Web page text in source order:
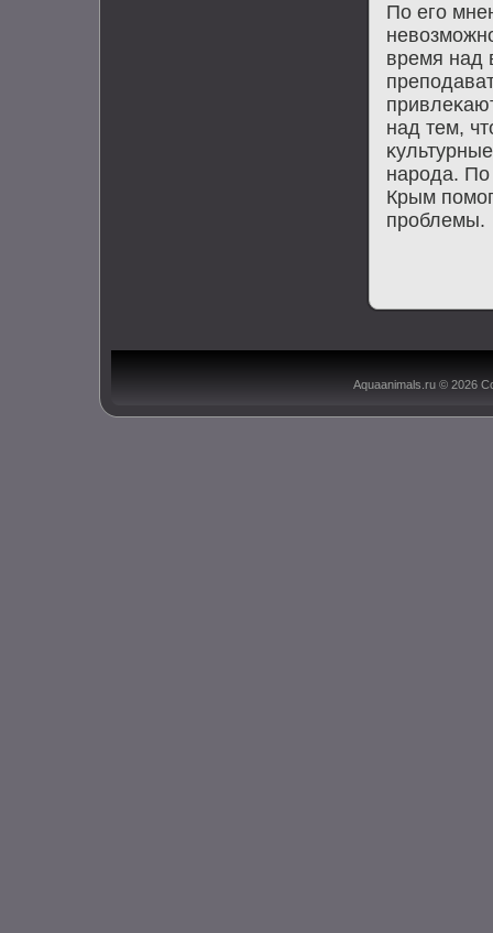
По его
время над
над тем,
народа.
Крым
проблемы.
Aquaanimals.ru © 2026